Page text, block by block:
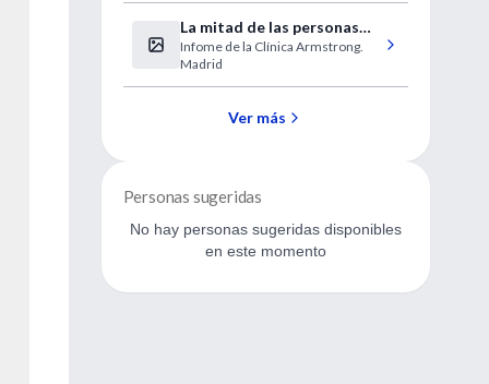
La mitad de las personas
con lumbalgia desarrolla
hernia discal
Infome de la Clínica Armstrong.
Madrid
Ver más
Personas sugeridas
No hay personas sugeridas disponibles
en este momento